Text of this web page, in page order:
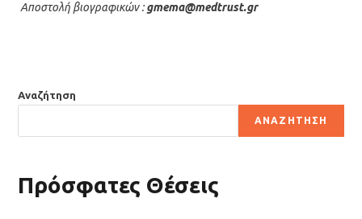
Αποστολή βιογραφικών :gmema@medtrust.gr
Αναζήτηση
ΑΝΑΖΉΤΗΣΗ
Πρόσφατες Θέσεις